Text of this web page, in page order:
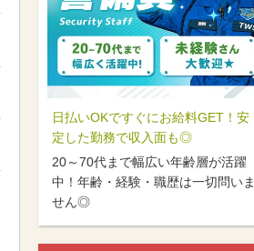
日払いOKですぐにお給料GET！安
定した勤務で収入面も◎
20～70代まで幅広い年齢層が活躍
中！年齢・経験・職歴は一切問いま
せん◎